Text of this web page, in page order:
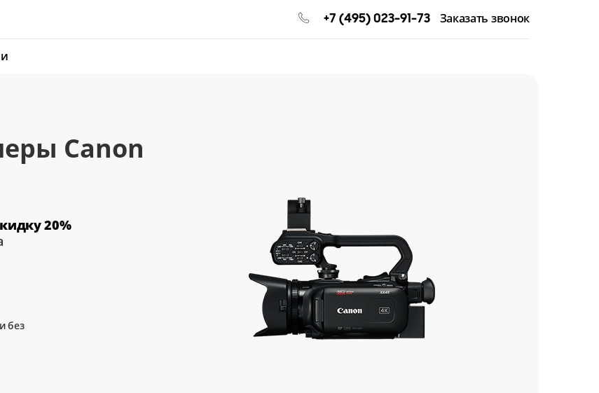
+7 (495) 023-91-73 Заказать звонок
Canon
20%
без